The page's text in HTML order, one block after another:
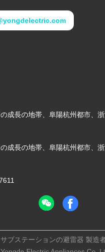
成長の地帯、阜陽杭州都市、
成長の地帯、阜陽杭州都市、
ブステーションの避雷器 製造